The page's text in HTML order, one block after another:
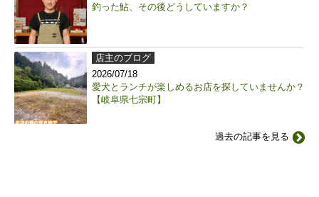
釣った鮎、その後どうしていますか？
店主のブログ
2026/07/18
愛犬とランチが楽しめるお店を探していませんか？
【岐阜県七宗町】
過去の記事を見る